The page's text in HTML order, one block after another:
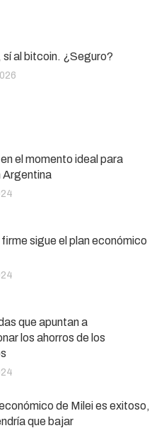
sí al bitcoin. ¿Seguro?
el momento ideal para
Argentina
sigue el plan económico
que apuntan a
los ahorros de los
de Milei es exitoso,
que bajar